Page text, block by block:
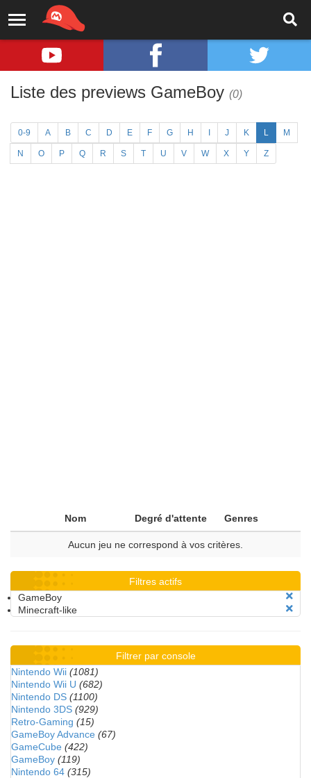
Liste des previews GameBoy (0)
0-9 A B C D E F G H J K L M
N O P Q R S T U V W X Y Z
Nom Degré d'attente Genres
Aucun jeu ne correspond à vos critères.
Filtres actifs
GameBoy
Minecraft-like
Filtrer par console
Nintendo Wii (1081)
Nintendo Wii U (682)
Nintendo DS (1100)
Nintendo 3DS (929)
Retro-Gaming (15)
GameBoy Advance (67)
GameCube (422)
GameBoy (119)
Nintendo 64 (315)